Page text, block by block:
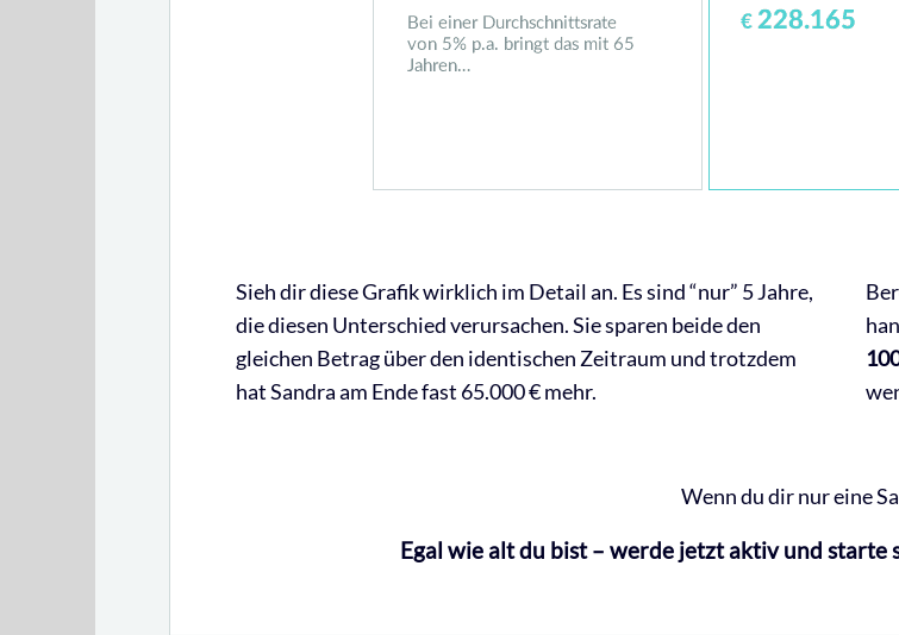
Sieh dir diese Grafik wirklich im Detail an. Es sind “nur” 5 Jahre,
die diesen Unterschied verursachen. Sie sparen beide den
gleichen Betrag über den identischen Zeitraum und trotzdem
hat Sandra am Ende fast 65.000 € mehr.
Wenn du dir nur eine
Egal wie alt du bist – werde jetzt aktiv und starte